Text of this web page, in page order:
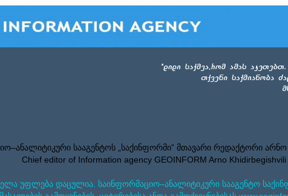
სააგენტოს „საქინფორმი” მთავარი რედაქტორი
Chief editor of Information agency GEOINFORM Arno Khidirbegishvili
უფლება დაცულია. საინფორმაციო–ანალიტიკური სააგენტო